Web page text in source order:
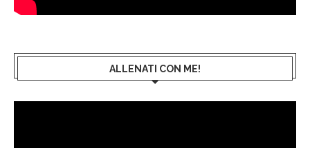
ALLENATI CON ME!